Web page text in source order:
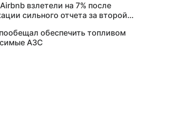
взлетели на 7% после
сильного отчета за второй
обеспечить топливом
АЗС